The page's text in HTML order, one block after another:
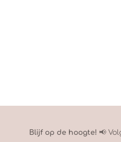
Blijf op de hoogte! 📢